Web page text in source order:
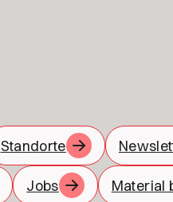
Standorte
Jobs Material